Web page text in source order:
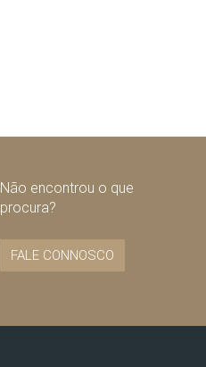
Não encontrou o que
procura?
FALE CONNOSCO